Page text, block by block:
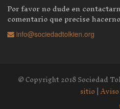
Por favor no dude en
comentario que precise
info@sociedadtolkien.org
© Copyright 2018 Sociedad
sitio|